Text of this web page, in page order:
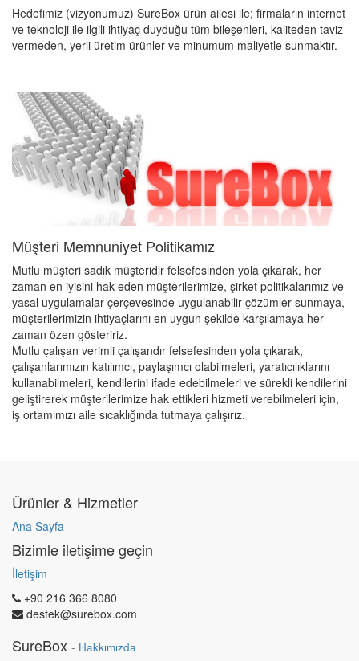
Hedefimiz (vizyonumuz) SureBox ürün ailesi ile; firmaların internet
ve teknoloji ile ilgili ihtiyaç duyduğu tüm bileşenleri, kaliteden taviz
vermeden, yerli üretim ürünler ve minumum maliyetle sunmaktır.
Müşteri Memnuniyet Politikamız
Mutlu müşteri sadık müşteridir felsefesinden yola çıkarak, her
zaman en iyisini hak eden müşterilerimize, şirket politikalarımız ve
yasal uygulamalar çerçevesinde uygulanabilir çözümler sunmaya,
müşterilerimizin ihtiyaçlarını en uygun şekilde karşılamaya her
zaman özen gösteririz.
Mutlu çalışan verimli çalışandır felsefesinden yola çıkarak,
çalışanlarımızın katılımcı, paylaşımcı olabilmeleri, yaratıcılıklarını
kullanabilmeleri, kendilerini ifade edebilmeleri ve sürekli kendilerini
geliştirerek müşterilerimize hak ettikleri hizmeti verebilmeleri için,
iş ortamımızı aile sıcaklığında tutmaya çalışırız.
Ürünler & Hizmetler
Ana Sayfa
Bizimle iletişime geçin
İletişim
+90 216 366 8080
destek@surebox.com
SureBox - Hakkımızda